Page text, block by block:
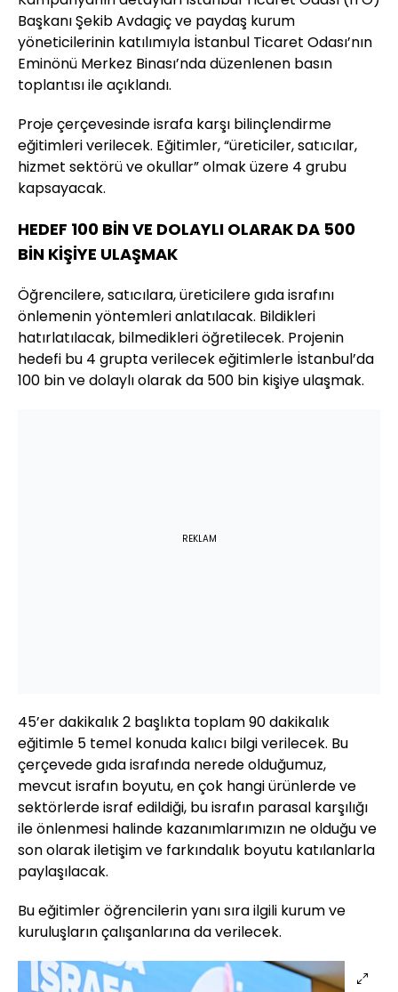
Başkanı Şekib Avdagiç ve paydaş kurum
yöneticilerinin katılımıyla İstanbul Ticaret Odası’nın
Eminönü Merkez Binası’nda düzenlenen basın
toplantısı ile açıklandı.
Proje çerçevesinde israfa karşı bilinçlendirme
eğitimleri verilecek. Eğitimler, “üreticiler, satıcılar,
hizmet sektörü ve okullar” olmak üzere 4 grubu
kapsayacak.
HEDEF 100 BİN VE DOLAYLI OLARAK DA 500
BİN KİŞİYE ULAŞMAK
Öğrencilere, satıcılara, üreticilere gıda israfını
önlemenin yöntemleri anlatılacak. Bildikleri
hatırlatılacak, bilmedikleri öğretilecek. Projenin
hedefi bu 4 grupta verilecek eğitimlerle İstanbul’da
100 bin ve dolaylı olarak da 500 bin kişiye ulaşmak.
REKLAM
45’er dakikalık 2 başlıkta toplam 90 dakikalık
eğitimle 5 temel konuda kalıcı bilgi verilecek. Bu
çerçevede gıda israfında nerede olduğumuz,
mevcut israfın boyutu, en çok hangi ürünlerde ve
sektörlerde israf edildiği, bu israfın parasal karşılığı
ile önlenmesi halinde kazanımlarımızın ne olduğu ve
son olarak iletişim ve farkındalık boyutu katılanlarla
paylaşılacak.
Bu eğitimler öğrencilerin yanı sıra ilgili kurum ve
kuruluşların çalışanlarına da verilecek.